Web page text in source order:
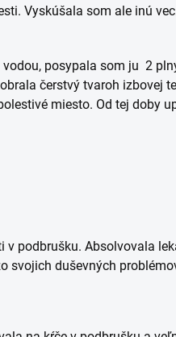
Vyskúšala som ale inú
posypala som ju 2
čerstvý tvaroh izbovej
miesto. Od tej doby
podbrušku. Absolvovala
svojich duševných